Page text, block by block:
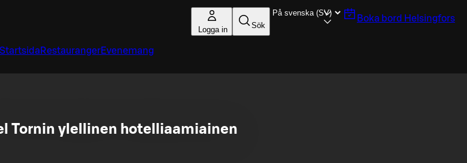
Logga in Sök
Boka bord Helsingfors
Startsida RestaurangerEvenemang
Tornin ylellinen hotelliaamiainen